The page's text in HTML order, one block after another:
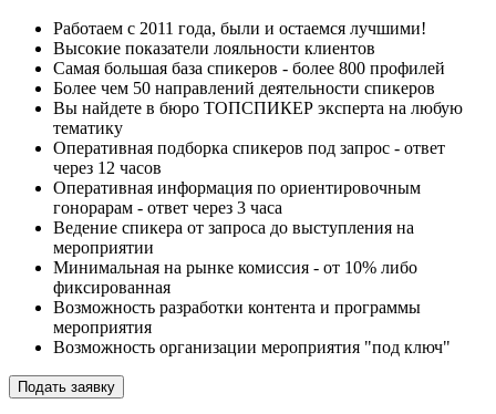
Работаем с 2011 года, были и остаемся лучшими!
Высокие показатели лояльности клиентов
Самая большая база спикеров - более 800 профилей
Более чем 50 направлений деятельности спикеров
Вы найдете в бюро ТОПСПИКЕР эксперта на любую
тематику
Оперативная подборка спикеров под запрос - ответ
через 12 часов
Оперативная информация по ориентировочным
гонорарам - ответ через 3 часа
Ведение спикера от запроса до выступления на
мероприятии
Минимальная на рынке комиссия - от 10% либо
фиксированная
Возможность разработки контента и программы
мероприятия
Возможность организации мероприятия "под ключ"
Подать заявку